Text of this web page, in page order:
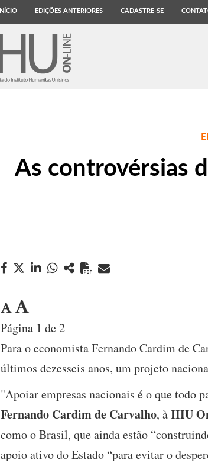
INÍCIO EDIÇÕES ANTERIORES CADASTRE-SE
As controvérsias
Página 1 de 2
Para o economista Fernando Cardim de
últimos dezesseis anos, um projeto
"Apoiar empresas nacionais é o que todo
Fernando Cardim de Carvalho, àIHU
como o Brasil, que ainda estão
apoio ativo do Estado “para evitar o